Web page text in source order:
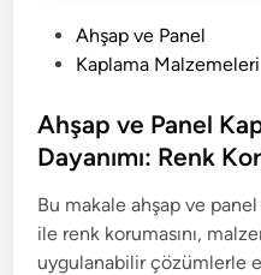
t
e
i
n
Ahşap ve Panel
Kaplama Malzemeleri
Ahşap ve Panel
Dayanımı: Renk
Bu makale ahşap ve panel
ile renk korumasını,
uygulanabilir çözümlerle